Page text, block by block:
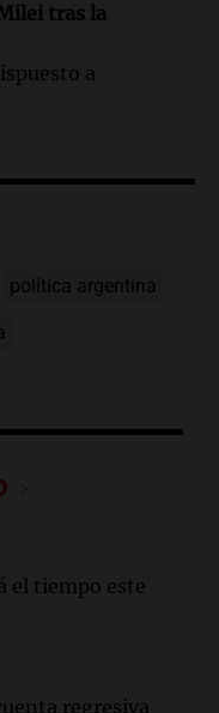
tras la
a
política argentina
el tiempo este
regresiva